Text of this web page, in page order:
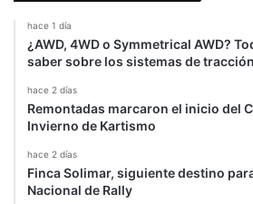
hace 1 día
¿AWD, 4WD o Symmetrical AWD?
saber sobre los sistemas de
hace 2 días
Remontadas marcaron el inicio del
Invierno de Kartismo
hace 2 días
Finca Solimar, siguiente destino
Nacional de Rally